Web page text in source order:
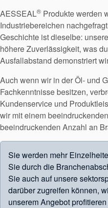
AESSEAL® Produkte werden
Industriebereichen
Geschichte ist dieselbe:
höhere Zuverlässigkeit, was
Ausfallabstand demonstriert
Auch wenn wir in der Öl- und
Fachkenntnisse besitzen,
Kundenservice und
wir mit einem
beeindruckenden Anzahl an
Sie werden mehr
Sie durch die
Sie auch auf unsere
darüber zugreifen können,
unserem Angebot